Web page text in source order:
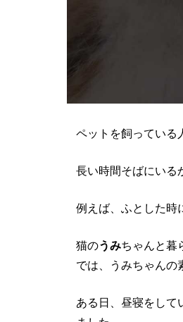
ペットを飼っている
長い時間そばにいる
例えば、ふとした時
猫のうみちゃんと暮
では、うみちゃんの
ある日、昼寝をして